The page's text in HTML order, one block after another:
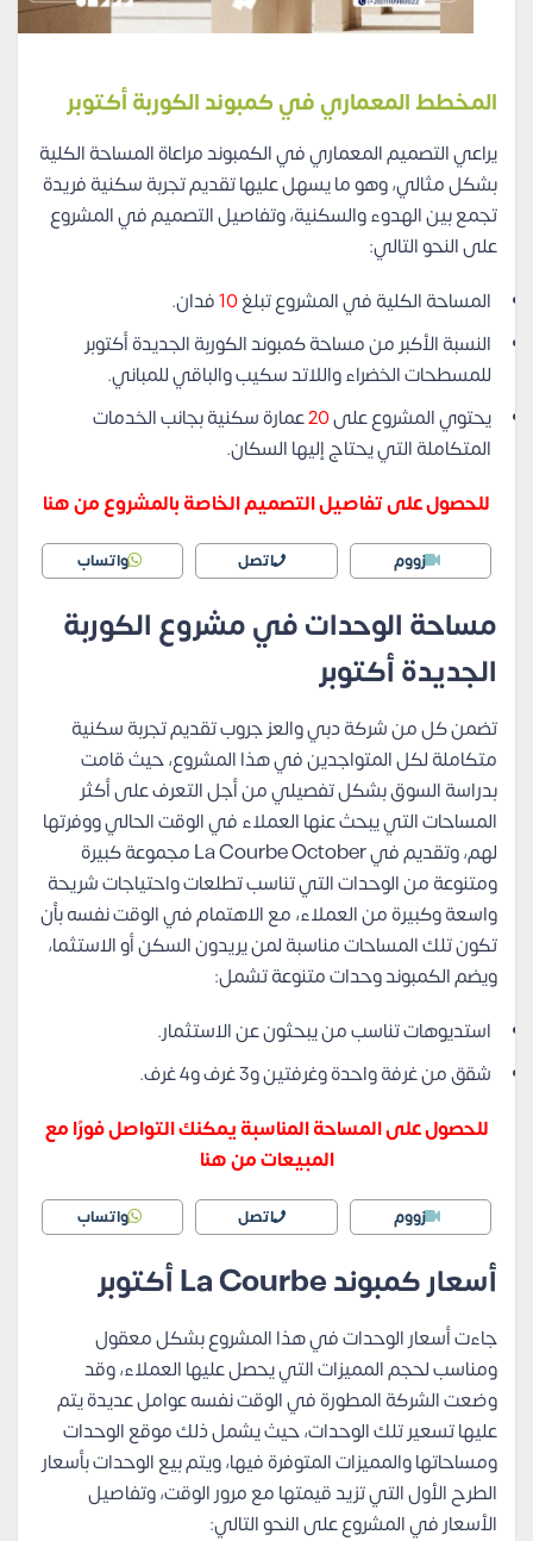
المخطط المعماري في كمبوند الكوربة أكتوبر
يراعي التصميم المعماري في الكمبوند مراعاة المساحة الكلية
بشكل مثالي، وهو ما يسهل عليها تقديم تجربة سكنية فريدة
تجمع بين الهدوء والسكنية، وتفاصيل التصميم في المشروع
على النحو التالي:
المساحة الكلية في المشروع تبلغ10فدان.
النسبة الأكبر من مساحة كمبوند الكوربة الجديدة أكتوبر
للمسطحات الخضراء واللاتد سكيب والباقي للمباني.
يحتوي المشروع على20عمارة سكنية بجانب الخدمات
المتكاملة التي يحتاج إليها السكان.
للحصول على تفاصيل التصميم الخاصة بالمشروع من هنا
زووم اتصل واتساب
مساحة الوحدات في مشروع الكوربة
الجديدة أكتوبر
تضمن كل من شركة دبي والعز جروب تقديم تجربة سكنية
متكاملة لكل المتواجدين في هذا المشروع، حيث قامت
بدراسة السوق بشكل تفصيلي من أجل التعرف على أكثر
المساحات التي يبحث عنها العملاء في الوقت الحالي ووفرتها
لهم، وتقديم في La Courbe October مجموعة كبيرة
ومتنوعة من الوحدات التي تناسب تطلعات واحتياجات شريحة
واسعة وكبيرة من العملاء، مع الاهتمام في الوقت نفسه بأن
تكون تلك المساحات مناسبة لمن يريدون السكن أو الاستثما،
ويضم الكمبوند وحدات متنوعة تشمل:
استديوهات تناسب من يبحثون عن الاستثمار.
شقق من غرفة واحدة وغرفتين و3 غرف و4 غرف.
للحصول على المساحة المناسبة يمكنك التواصل فورًا مع
المبيعات من هنا
زووم اتصل واتساب
أسعار كمبوند La Courbe أكتوبر
جاءت أسعار الوحدات في هذا المشروع بشكل معقول
ومناسب لحجم المميزات التي يحصل عليها العملاء، وقد
وضعت الشركة المطورة في الوقت نفسه عوامل عديدة يتم
عليها تسعير تلك الوحدات، حيث يشمل ذلك موقع الوحدات
ومساحاتها والمميزات المتوفرة فيها، ويتم بيع الوحدات بأسعار
الطرح الأول التي تزيد قيمتها مع مرور الوقت، وتفاصيل
الأسعار في المشروع على النحو التالي: